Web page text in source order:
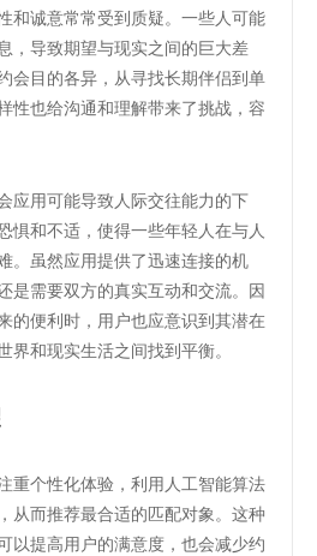
和诚意常常受到质疑。一些人可能
，导致期望与现实之间的巨大差
会目的各异，从寻找长期伴侣到单
性也给沟通和理解带来了挑战，容
应用可能导致人际交往能力的下
惧和不适，使得一些年轻人在与人
。虽然应用提供了迅速连接的机
是需要双方的真实互动和交流。因
的便利时，用户也应意识到其潜在
界和现实生活之间找到平衡。
重个性化体验，利用人工智能算法
从而推荐最合适的匹配对象。这种
以提高用户的满意度，也会减少约